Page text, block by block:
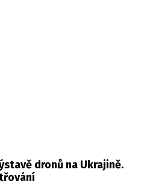
dronů na Ukrajině.